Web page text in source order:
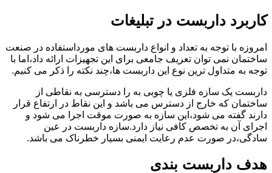
کاربرد داربست در تبلیغات
امروزه با توجه به تعداد و انواع داربست های مورداستفاده در صنعت
ساختمان نمی توان تعریف جامعی برای این تجهیزات ارائه داد،اما با
توجه به متداول ترین نوع این داربست ها،چند نکته را ذکر می کنیم.
داربست یک سازه فلزی یا چوبی به را دسترسی به نقاطی از
ساختمان که خارج از دسترس می باشد و این نقاط در ارتفاع قرار
دارند گفته می شود،این سازه به صورت موقت اجرا می شود و
اجرای آن به تخصص کافی نیاز دارد.سازه داربست در عین
سادگی،در صورت عدم رعایت ایمنی بسیار خطرناک می باشد.
هدف داربست بندی